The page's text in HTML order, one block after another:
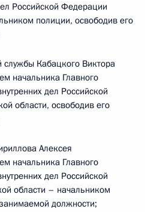
Российской Федерации
полиции, освободив его
службы Кабацкого Виктора
начальника Главного
дел Российской
области, освободив его
Алексея
начальника Главного
дел Российской
области – начальником
должности;